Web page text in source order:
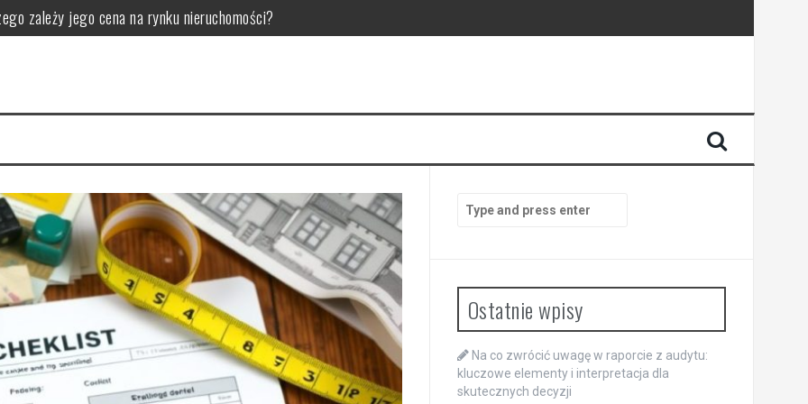
zależy jego cena na rynku nieruchomości?
by uniknąć nieprzewidzianych kosztów i zagrożeń
kluczowe sytuacje i praktyczne wskazówki przed decyzją
kluczowe kroki i typowe pułapki przed kontrolą
kluczowe listy i najczęstsze pułapki do uniknięcia
for:
Ostatnie wpisy
Na co zwrócić uwagę w raporcie z audytu:
kluczowe elementy i interpretacja dla
skutecznych decyzji